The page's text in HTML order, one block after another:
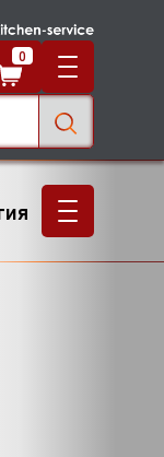
0